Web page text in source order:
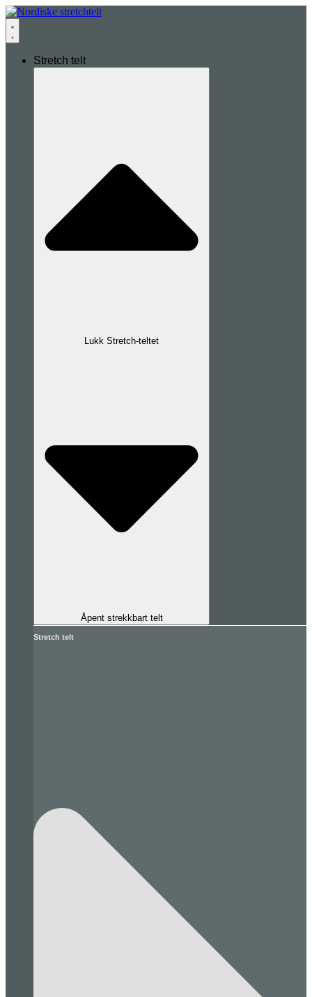
Stretch telt
Lukk Stretch-teltet
Åpent strekkbart telt
Stretch telt